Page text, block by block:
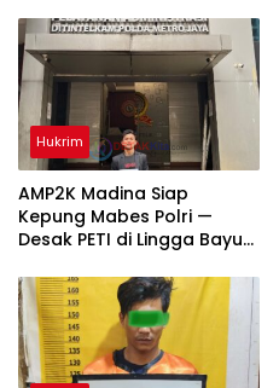
Hukrim
AMP2K Madina Siap
Kepung Mabes Polri —
Desak PETI di Lingga Bayu
Tuntas